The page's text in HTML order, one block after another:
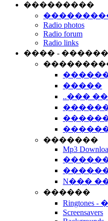
���������
Radio photos
Radio forum
Radio links
���� - ������
�����
..���
�������
Mp3
N���
������
Ringtones
Screensavers